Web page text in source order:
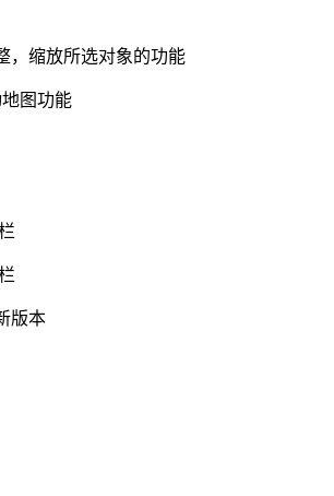
，缩放所选对象的功能
图功能
版本